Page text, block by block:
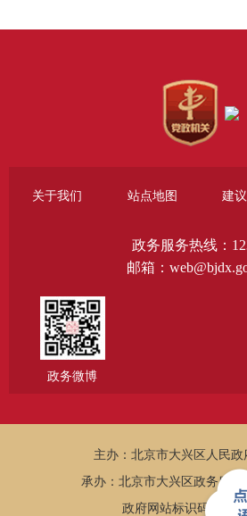
关于我们 站点地图 建
政务服务热线：
邮箱：
政务微博
主办：北京市大兴区人民政
承办：北京市大兴区政务服务
政府网站标识码：